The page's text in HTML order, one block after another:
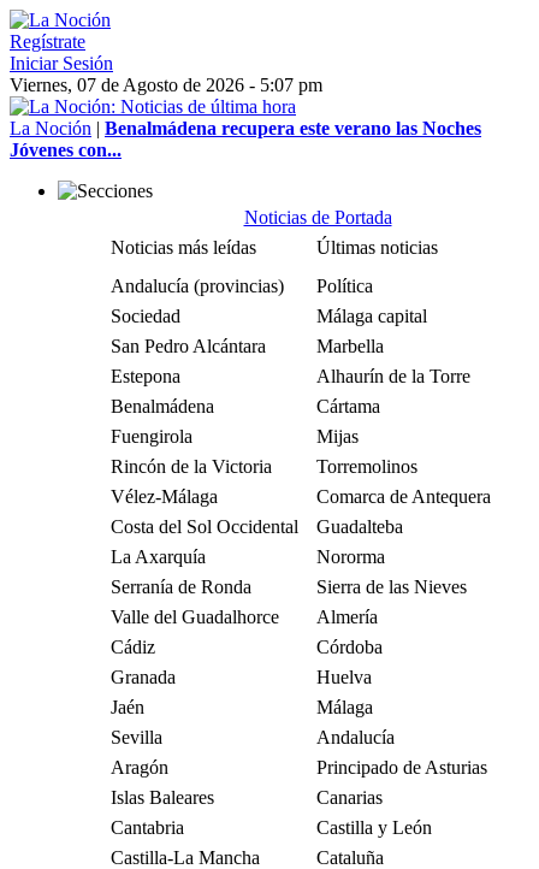
Regístrate
Iniciar Sesión
Viernes, 07 de Agosto de 2026 - 5:07 pm
La Noción | Benalmádena recupera este verano las Noches
Jóvenes con...
Noticias de Portada
Noticias más leídas
Últimas noticias
Andalucía (provincias)
Política
Sociedad
Málaga capital
San Pedro Alcántara
Marbella
Estepona
Alhaurín de la Torre
Benalmádena
Cártama
Fuengirola
Mijas
Rincón de la Victoria
Torremolinos
Vélez-Málaga
Comarca de Antequera
Costa del Sol Occidental
Guadalteba
La Axarquía
Nororma
Serranía de Ronda
Sierra de las Nieves
Valle del Guadalhorce
Almería
Cádiz
Córdoba
Granada
Huelva
Jaén
Málaga
Sevilla
Andalucía
Aragón
Principado de Asturias
Islas Baleares
Canarias
Cantabria
Castilla y León
Castilla-La Mancha
Cataluña